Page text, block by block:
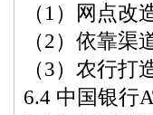
（1）网点改
（2）依靠渠
（3）农行
6.4 中国银行